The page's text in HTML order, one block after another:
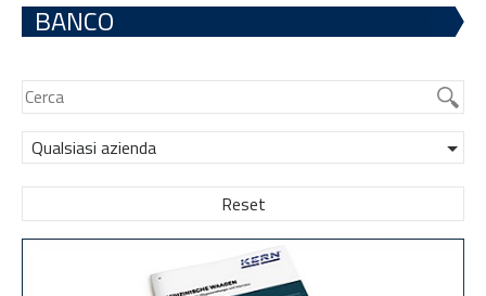
BANCO
Qualsiasi azienda
Reset